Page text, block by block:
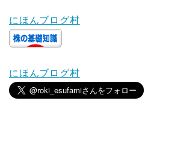
にほんブログ村
にほんブログ村